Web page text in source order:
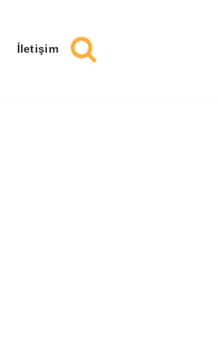
İletişim